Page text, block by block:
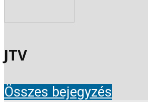
JTV
Összes bejegyzés